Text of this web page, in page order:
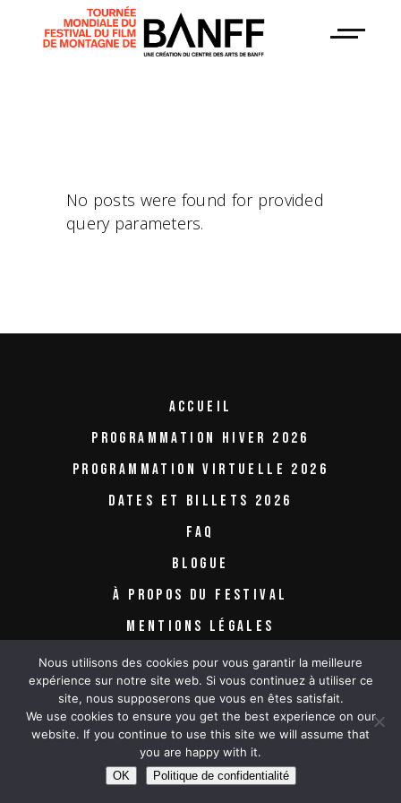
No posts were found for provided
query parameters.
ACCUEIL
PROGRAMMATION HIVER 2026
PROGRAMMATION VIRTUELLE 2026
DATES ET BILLETS 2026
FAQ
BLOGUE
À PROPOS DU FESTIVAL
MENTIONS LÉGALES
Nous utilisons des cookies pour vous garantir la meilleure
expérience sur notre site web. Si vous continuez à utiliser ce
site, nous supposerons que vous en êtes satisfait.
We use cookies to ensure you get the best experience on our
website. If you continue to use this site we will assume that
you are happy with it.
OK Politique de confidentialité